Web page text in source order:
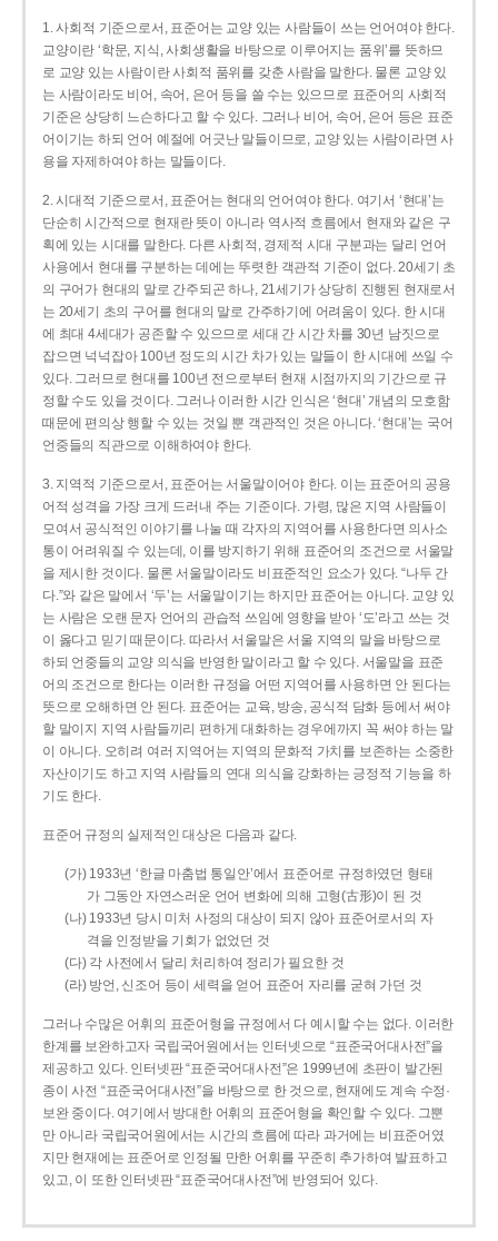
1. 사회적 기준으로서, 표준어는 교양 있는 사람들이 쓰는 언어여야 한다.
교양이란 ‘학문, 지식, 사회생활을 바탕으로 이루어지는 품위’를 뜻하므
로 교양 있는 사람이란 사회적 품위를 갖춘 사람을 말한다. 물론 교양 있
는 사람이라도 비어, 속어, 은어 등을 쓸 수는 있으므로 표준어의 사회적
기준은 상당히 느슨하다고 할 수 있다. 그러나 비어, 속어, 은어 등은 표준
어이기는 하되 언어 예절에 어긋난 말들이므로, 교양 있는 사람이라면 사
용을 자제하여야 하는 말들이다.
2. 시대적 기준으로서, 표준어는 현대의 언어여야 한다. 여기서 ‘현대’는
단순히 시간적으로 현재란 뜻이 아니라 역사적 흐름에서 현재와 같은 구
획에 있는 시대를 말한다. 다른 사회적, 경제적 시대 구분과는 달리 언어
사용에서 현대를 구분하는 데에는 뚜렷한 객관적 기준이 없다. 20세기 초
의 구어가 현대의 말로 간주되곤 하나, 21세기가 상당히 진행된 현재로서
는 20세기 초의 구어를 현대의 말로 간주하기에 어려움이 있다. 한 시대
에 최대 4세대가 공존할 수 있으므로 세대 간 시간 차를 30년 남짓으로
잡으면 넉넉잡아 100년 정도의 시간 차가 있는 말들이 한 시대에 쓰일 수
있다. 그러므로 현대를 100년 전으로부터 현재 시점까지의 기간으로 규
정할 수도 있을 것이다. 그러나 이러한 시간 인식은 ‘현대’ 개념의 모호함
때문에 편의상 행할 수 있는 것일 뿐 객관적인 것은 아니다. ‘현대’는 국어
언중들의 직관으로 이해하여야 한다.
3. 지역적 기준으로서, 표준어는 서울말이어야 한다. 이는 표준어의 공용
어적 성격을 가장 크게 드러내 주는 기준이다. 가령, 많은 지역 사람들이
모여서 공식적인 이야기를 나눌 때 각자의 지역어를 사용한다면 의사소
통이 어려워질 수 있는데, 이를 방지하기 위해 표준어의 조건으로 서울말
을 제시한 것이다. 물론 서울말이라도 비표준적인 요소가 있다. “나두 간
다.”와 같은 말에서 ‘두’는 서울말이기는 하지만 표준어는 아니다. 교양 있
는 사람은 오랜 문자 언어의 관습적 쓰임에 영향을 받아 ‘도’라고 쓰는 것
이 옳다고 믿기 때문이다. 따라서 서울말은 서울 지역의 말을 바탕으로
하되 언중들의 교양 의식을 반영한 말이라고 할 수 있다. 서울말을 표준
어의 조건으로 한다는 이러한 규정을 어떤 지역어를 사용하면 안 된다는
뜻으로 오해하면 안 된다. 표준어는 교육, 방송, 공식적 담화 등에서 써야
할 말이지 지역 사람들끼리 편하게 대화하는 경우에까지 꼭 써야 하는 말
이 아니다. 오히려 여러 지역어는 지역의 문화적 가치를 보존하는 소중한
자산이기도 하고 지역 사람들의 연대 의식을 강화하는 긍정적 기능을 하
기도 한다.
표준어 규정의 실제적인 대상은 다음과 같다.
(가) 1933년 ‘한글 마춤법 통일안’에서 표준어로 규정하였던 형태
가 그동안 자연스러운 언어 변화에 의해 고형(古形)이 된 것
(나) 1933년 당시 미처 사정의 대상이 되지 않아 표준어로서의 자
격을 인정받을 기회가 없었던 것
(다) 각 사전에서 달리 처리하여 정리가 필요한 것
(라) 방언, 신조어 등이 세력을 얻어 표준어 자리를 굳혀 가던 것
그러나 수많은 어휘의 표준어형을 규정에서 다 예시할 수는 없다. 이러한
한계를 보완하고자 국립국어원에서는 인터넷으로 “표준국어대사전”을
제공하고 있다. 인터넷판 “표준국어대사전”은 1999년에 초판이 발간된
종이 사전 “표준국어대사전”을 바탕으로 한 것으로, 현재에도 계속 수정·
보완 중이다. 여기에서 방대한 어휘의 표준어형을 확인할 수 있다. 그뿐
만 아니라 국립국어원에서는 시간의 흐름에 따라 과거에는 비표준어였
지만 현재에는 표준어로 인정될 만한 어휘를 꾸준히 추가하여 발표하고
있고, 이 또한 인터넷판 “표준국어대사전”에 반영되어 있다.